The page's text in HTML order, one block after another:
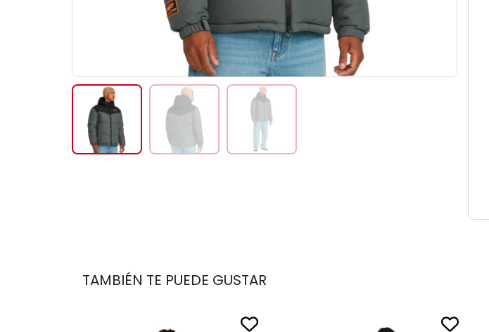
TAMBIÉN TE PUEDE GUSTAR